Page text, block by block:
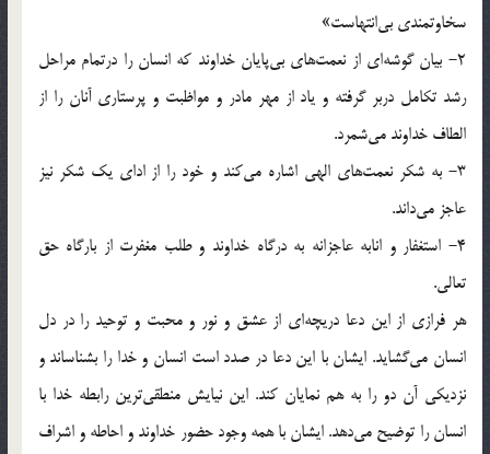
سخاوتمندي بي‌انتهاست»
2- بيان گوشه‌اي از نعمت‌هاي بي‌پايان خداوند كه انسان را درتمام مراحل
رشد تكامل دربر گرفته و ياد از مهر مادر و مواظبت و پرستاري آنان را از
الطاف خداوند مي‌‌شمرد.
3- به شكر نعمت‌هاي الهي اشاره مي‌كند و خود را از اداي يك شكر نيز
عاجز مي‌داند.
4- استغفار و انابه عاجزانه به درگاه خداوند و طلب مغفرت از بارگاه حق
تعالي.
هر فرازي از اين دعا دريچه‌اي از عشق و نور و محبت و توحيد را در دل
انسان مي‌گشايد. ايشان با اين دعا در صدد است انسان و خدا را بشناساند و
نزديكي آن دو را به هم نمايان كند. اين نيايش منطقي‌ترين رابطه خدا با
انسان را توضيح مي‌دهد. ايشان با همه وجود حضور خداوند و احاطه و اشراف